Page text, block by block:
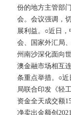
份的地方主管部
会。会议强调，
展利益。○近日
会、国家外汇局
州南沙深化面向
澳金融市场相互
条重点举措。○
局联合印发《轻
资金全天成交额
净卖出金额创